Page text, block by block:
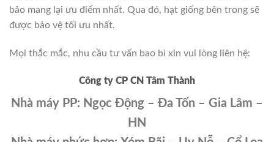
bảo mang lại ưu điểm nhất. Qua đó, hạt giống bên trong sẽ
được bảo vệ tối ưu nhất.
Mọi thắc mắc, nhu cầu tư vấn bao bì xin vui lòng liên hệ:
Công ty CP CN Tâm Thành
Nhà máy PP: Ngọc Động – Đa Tốn – Gia Lâm –
HN